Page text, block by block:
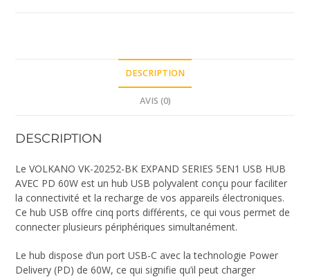
DESCRIPTION
AVIS (0)
DESCRIPTION
Le VOLKANO VK-20252-BK EXPAND SERIES 5EN1 USB HUB
AVEC PD 60W est un hub USB polyvalent conçu pour faciliter
la connectivité et la recharge de vos appareils électroniques.
Ce hub USB offre cinq ports différents, ce qui vous permet de
connecter plusieurs périphériques simultanément.
Le hub dispose d’un port USB-C avec la technologie Power
Delivery (PD) de 60W, ce qui signifie qu’il peut charger